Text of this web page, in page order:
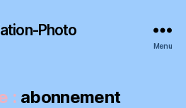
Photo
Menu
: abonnement